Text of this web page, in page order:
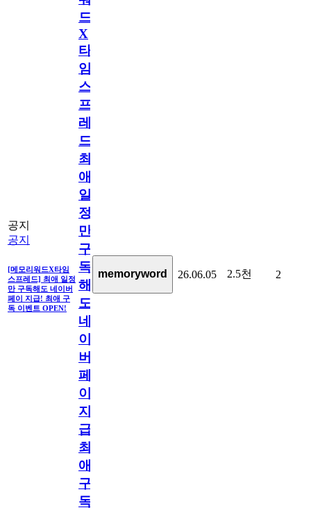
공지
공지
[메모리워드X타임
스프레드] 최애 일정
만 구독해도 네이버
페이 지급! 최애 구
독 이벤트 OPEN!
드
X
타
임
스
프
레
드]
최
애
일
정
만
구
독
해
도
네
이
버
페
이
지
급!
최
애
구
독
memoryword 26.06.05 2.5천 2